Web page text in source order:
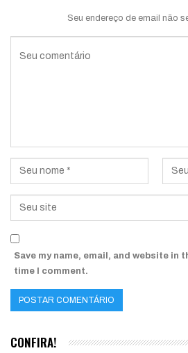
Seu endereço de email não
Save my name, email, and website in
time I comment.
CONFIRA!